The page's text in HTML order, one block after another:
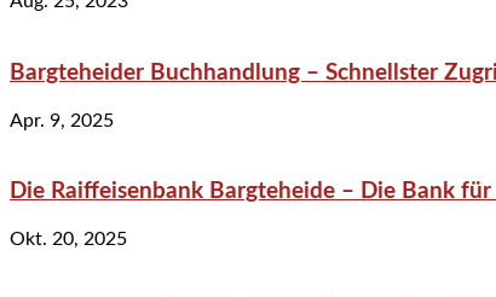
Bargteheider Buchhandlung – Schnellster
Apr. 9, 2025
Die Raiffeisenbank Bargteheide – Die Bank
Okt. 20, 2025